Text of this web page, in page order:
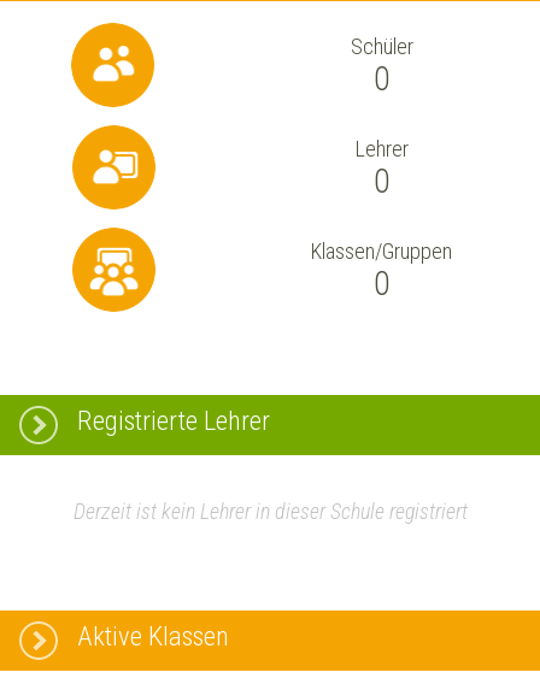
Schüler
0
Lehrer
0
Klassen/Gruppen
0
Registrierte Lehrer
Derzeit ist kein Lehrer in dieser Schule registriert
Aktive Klassen